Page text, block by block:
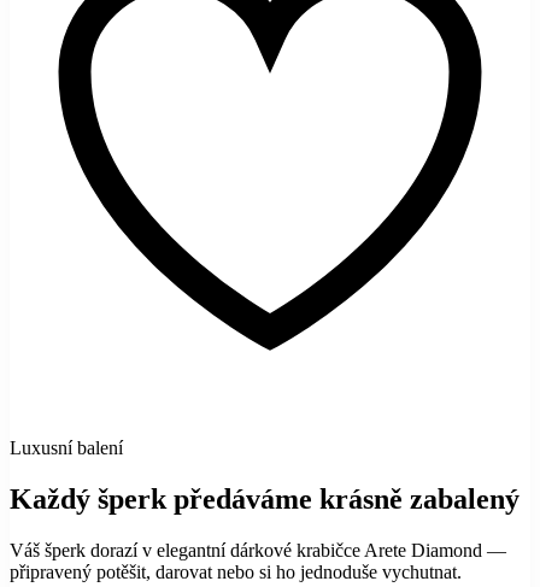
Luxusní balení
Každý šperk předáváme krásně zabalený
Váš šperk dorazí v elegantní dárkové krabičce Arete Diamond —
připravený potěšit, darovat nebo si ho jednoduše vychutnat.